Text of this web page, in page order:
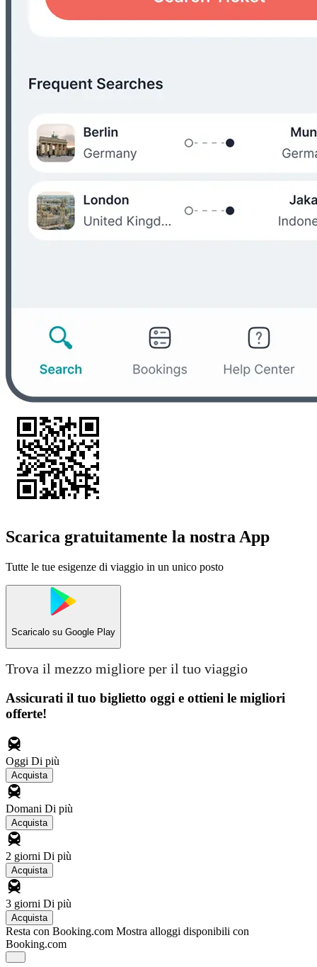
Scarica gratuitamente la nostra App
Tutte le tue esigenze di viaggio in un unico posto
Scaricalo su Google Play
Trova il mezzo migliore per il tuo viaggio
Assicurati il ​​tuo biglietto oggi e ottieni le migliori
offerte!
Oggi Di più
Acquista
Domani Di più
Acquista
2 giorni Di più
Acquista
3 giorni Di più
Acquista
Resta con Booking.com Mostra alloggi disponibili con
Booking.com